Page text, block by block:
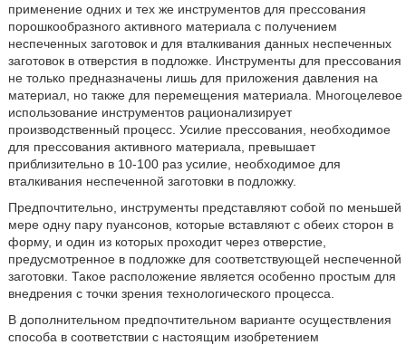
применение одних и тех же инструментов для прессования
порошкообразного активного материала с получением
неспеченных заготовок и для вталкивания данных неспеченных
заготовок в отверстия в подложке. Инструменты для прессования
не только предназначены лишь для приложения давления на
материал, но также для перемещения материала. Многоцелевое
использование инструментов рационализирует
производственный процесс. Усилие прессования, необходимое
для прессования активного материала, превышает
приблизительно в 10-100 раз усилие, необходимое для
вталкивания неспеченной заготовки в подложку.
Предпочтительно, инструменты представляют собой по меньшей
мере одну пару пуансонов, которые вставляют с обеих сторон в
форму, и один из которых проходит через отверстие,
предусмотренное в подложке для соответствующей неспеченной
заготовки. Такое расположение является особенно простым для
внедрения с точки зрения технологического процесса.
В дополнительном предпочтительном варианте осуществления
способа в соответствии с настоящим изобретением